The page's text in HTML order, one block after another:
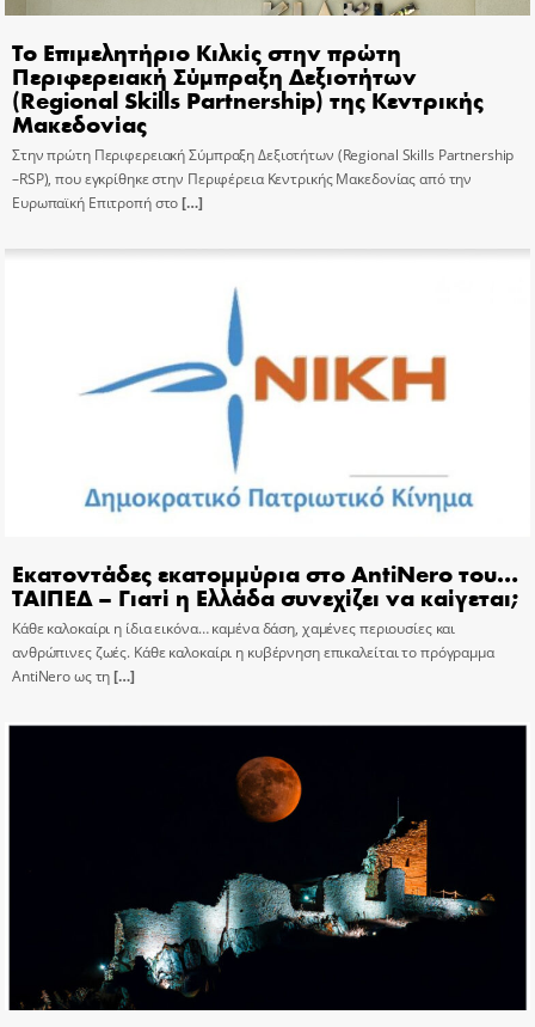
Το Επιμελητήριο Κιλκίς στην πρώτη
Περιφερειακή Σύμπραξη Δεξιοτήτων
(Regional Skills Partnership) της Κεντρικής
Μακεδονίας
Στην πρώτη Περιφερειακή Σύμπραξη Δεξιοτήτων (Regional Skills Partnership
–RSP), που εγκρίθηκε στην Περιφέρεια Κεντρικής Μακεδονίας από την
Ευρωπαϊκή Επιτροπή στο[…]
Εκατοντάδες εκατομμύρια στο AntiNero του…
ΤΑΙΠΕΔ – Γιατί η Ελλάδα συνεχίζει να καίγεται;
Κάθε καλοκαίρι η ίδια εικόνα… καμένα δάση, χαμένες περιουσίες και
ανθρώπινες ζωές. Κάθε καλοκαίρι η κυβέρνηση επικαλείται το πρόγραμμα
AntiNero ως τη[…]